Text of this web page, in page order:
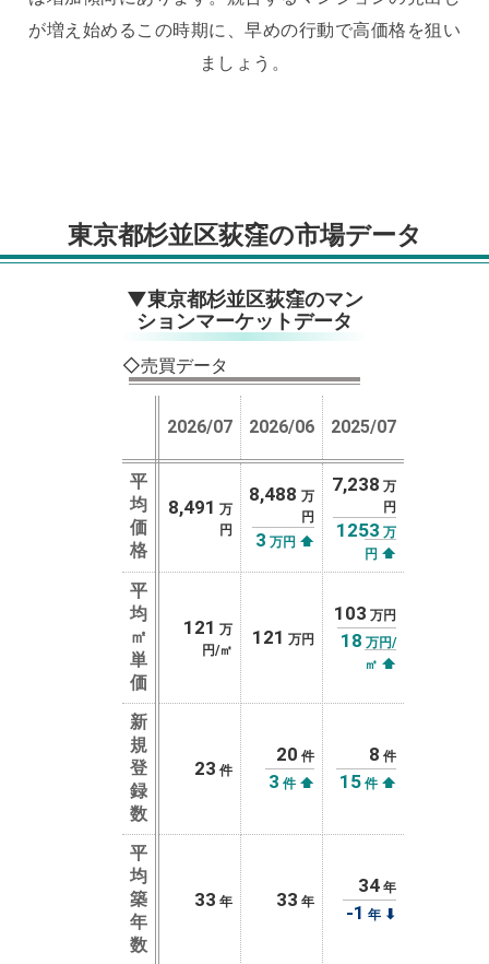
が増え始めるこの時期に、早めの行動で高価格を狙い
ましょう。
東京都杉並区荻窪の市場データ
▼東京都杉並区荻窪のマン
ションマーケットデータ
◇売買データ
2026/07 2026/06 2025/07
平
均
価
格
8,491 万
円
8,488 万
円
3 万円 ⬆
7,238 万
円
1253 万
円 ⬆
平
均
㎡
単
価
121 万
円/㎡
121 万円
103 万円
18 万円/
㎡ ⬆
新
規
登
録
数
23 件
20 件
3 件⬆
8 件
15 件⬆
平
均
築
年
数
33 年 33 年
34 年
-1 年 ⬇